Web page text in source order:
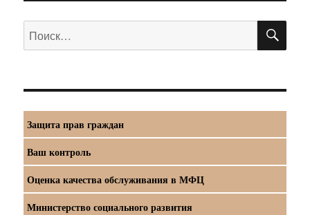
Искать:
Защита прав граждан
Ваш контроль
Оценка качества обслуживания в МФЦ
Министерство социального развития